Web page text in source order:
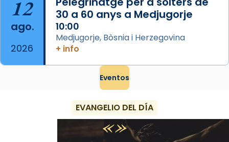
12
ago.
2026
30 a 60 anys a Medjugorje
10:00
Medjugorje, Bòsnia i Herzegovina
+ info
Eventos
EVANGELIO DEL DÍA